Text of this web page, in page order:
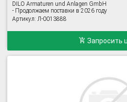
DILO Armaturen und Anlagen GmbH
- Продолжаем поставки в 2026 году
Артикул: Л-0013888
Запросить